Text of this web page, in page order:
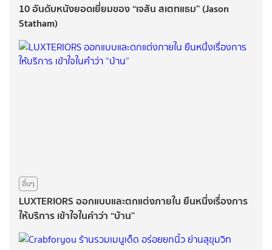
10 อันดับหนังยอดเยี่ยมของ “เจสัน สเตทแธม” (Jason
Statham)
อื่นๆ
LUXTERIORS ออกแบบและตกแต่งภายใน ยืนหนึ่งเรื่องการ
ให้บริการ เข้าใจในคำว่า “บ้าน”